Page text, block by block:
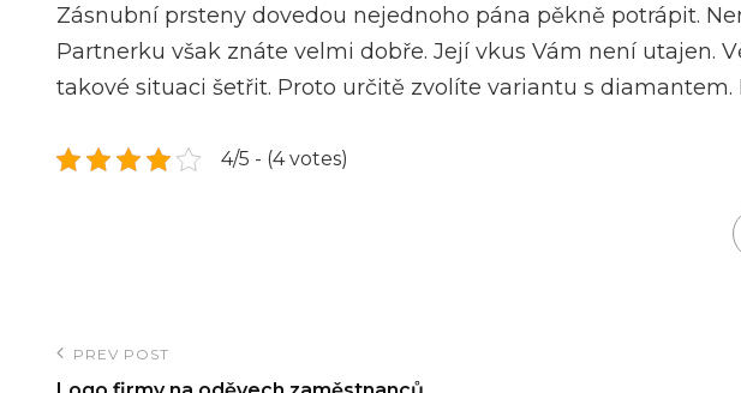
Zásnubní prsteny dovedou nejednoho pána pěkně potrápit.
Partnerku však znáte velmi dobře. Její vkus Vám není utajen.
takové situaci šetřit. Proto určitě zvolíte variantu s
4/5 - (4 votes)
Navigace
Previous
PREV POST